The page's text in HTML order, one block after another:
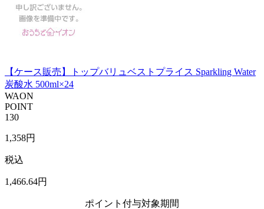
【ケース販売】トップバリュベストプライス Sparkling Water
炭酸水 500ml×24
WAON
POINT
130
1,358円
税込
1,466.64円
ポイント付与対象期間